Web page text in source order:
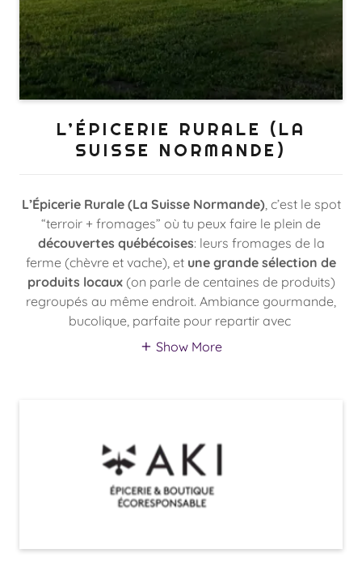
L’ÉPICERIE RURALE (LA
SUISSE NORMANDE)
L’Épicerie Rurale (La Suisse Normande), c’est le spot
“terroir + fromages” où tu peux faire le plein de
découvertes québécoises: leurs fromages de la
ferme (chèvre et vache), et une grande sélection de
produits locaux(on parle de centaines de produits)
regroupés au même endroit. Ambiance gourmande,
bucolique, parfaite pour repartir avec
Show More